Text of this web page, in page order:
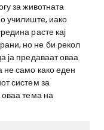
за животната
училиште, иако
расте кај
но не би рекол
ја предаваат оваа
само како еден
систем за
оваа тема на